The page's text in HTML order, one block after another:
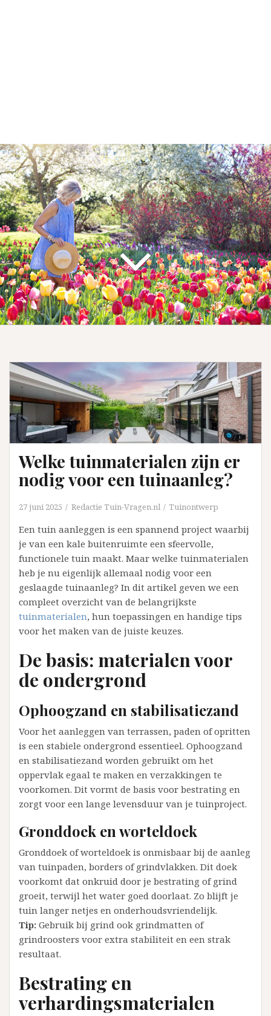
Welke tuinmaterialen zijn er
nodig voor een tuinaanleg?
27 juni 2025 Redactie Tuin-Vragen.nl Tuinontwerp
Een tuin aanleggen is een spannend project waarbij
je van een kale buitenruimte een sfeervolle,
functionele tuin maakt. Maar welke tuinmaterialen
heb je nu eigenlijk allemaal nodig voor een
geslaagde tuinaanleg? In dit artikel geven we een
compleet overzicht van de belangrijkste
tuinmaterialen, hun toepassingen en handige tips
voor het maken van de juiste keuzes.
De basis: materialen voor
de ondergrond
Ophoogzand en stabilisatiezand
Voor het aanleggen van terrassen, paden of opritten
is een stabiele ondergrond essentieel. Ophoogzand
en stabilisatiezand worden gebruikt om het
oppervlak egaal te maken en verzakkingen te
voorkomen. Dit vormt de basis voor bestrating en
zorgt voor een lange levensduur van je tuinproject.
Gronddoek en worteldoek
Gronddoek of worteldoek is onmisbaar bij de aanleg
van tuinpaden, borders of grindvlakken. Dit doek
voorkomt dat onkruid door je bestrating of grind
groeit, terwijl het water goed doorlaat. Zo blijft je
tuin langer netjes en onderhoudsvriendelijk.
Tip: Gebruik bij grind ook grindmatten of
grindroosters voor extra stabiliteit en een strak
resultaat.
Bestrating en
verhardingsmaterialen